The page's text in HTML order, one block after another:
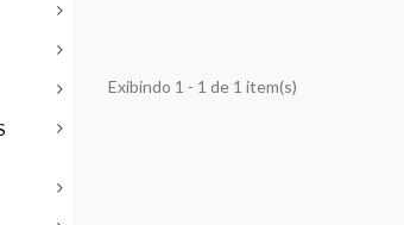
Exibindo 1 - 1 de 1 item(s)